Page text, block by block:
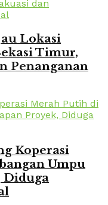
Lokasi
Timur,
Penanganan
Koperasi
Umpu
Diduga